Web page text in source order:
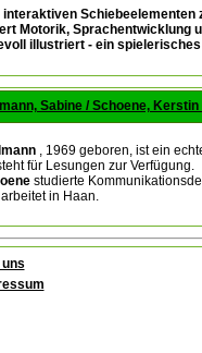
interaktiven Schiebeelementen
Motorik, Sprachentwicklung
illustriert - ein
Sabine / Schoene, Kerstin
, 1969 geboren, ist ein
für Lesungen zur Verfügung.
studierte
in Haan.